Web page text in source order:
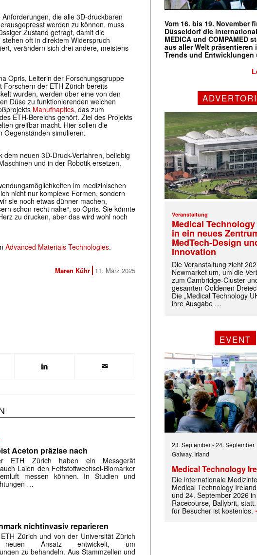
Mit dem |transkript-Newsletter jede Woche aktuell
die alle 3D-druckbaren
werden zu können, muss
Zustand gefragt, damit die
oft in direktem Widerspruch
verändern sich drei andere, meistens
Opris, Leiterin der Forschungsgruppe
Forschern der ETH Zürich bereits
wurden, werden über eine von den
Düse zu funktionierenden weichen
Manufhaptics, das zum
ETH-Bereichs gehört. Ziel des Projekts
greifbar macht. Hier sollen die
Gegenständen simulieren.
neuen 3D-Druck-Verfahren, beliebig
und in der Robotik ersetzen.
im medizinischen
nicht nur komplexe Formen, sondern
sie noch etwas dünner machen,
schon recht nahe“, so Opris. Sie könnte
zu drucken, aber das wird wohl noch
Advanced Materials Technologies.
Maren Kühr 11. März 2025
Aceton präzise nach
ETH Zürich haben ein Messgerät
Laien den Fettstoffwechsel-Biomarker
messen können. In Studien und
…
nichtinvasiv reparieren
Zürich und von der Universität Zürich
Ansatz entwickelt, um
zu behandeln. Aus Stammzellen und
Vom 16. bis 19. November
Düsseldorf die
MEDICA und COMPAMED
aus aller Welt präsentieren
Trends und
Veranstaltung
Medical
in ein neues
MedTech-Design
Innovation
Die Veranstaltung zieht
Newmarket um, um die
zum Cambridge-Cluster
gesamten Goldenen
Die „Medical Technology
ihre Ausgabe …
EVENT
23. September-24. September
Galway, Irland
Medical Technology
Die internationale
Medical Technology
und 24. September 2026
Racecourse, Ballybrit,
für Besucher ist kostenlos.